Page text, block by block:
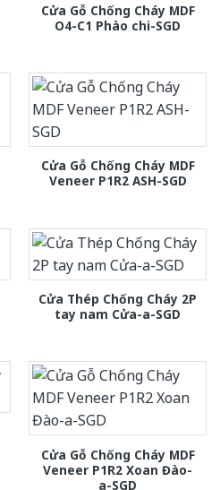
Cửa Gỗ Chống Cháy MDF
O4-C1 Phào chi-SGD
Cửa Gỗ Chống Cháy MDF
Veneer P1R2 ASH-SGD
Cửa Thép Chống Cháy 2P
tay nam Cửa-a-SGD
Cửa Gỗ Chống Cháy MDF
Veneer P1R2 Xoan Đào-
a-SGD